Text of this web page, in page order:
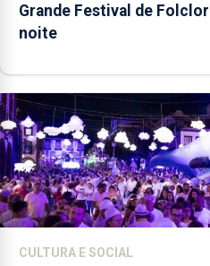
Grande Festival de
noite
CULTURA E SOCIAL